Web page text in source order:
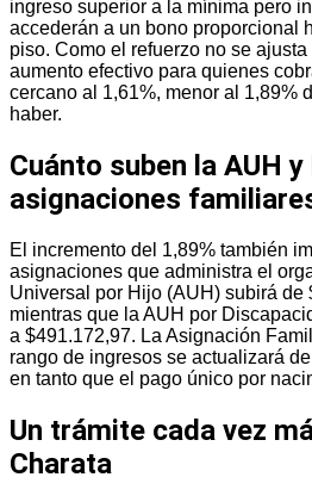
ingreso superior a la mínima pero
accederán a un bono proporcional
piso. Como el refuerzo no se ajusta
aumento efectivo para quienes
cercano al 1,61%, menor al 1,89%
haber.
Cuánto suben la AUH y
asignaciones
El incremento del 1,89% también
asignaciones que administra el
Universal por Hijo (AUH) subirá de
mientras que la AUH por
a $491.172,97. La Asignación
rango de ingresos se actualizará
en tanto que el pago único por
Un trámite cada vez
Charata